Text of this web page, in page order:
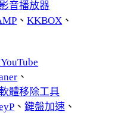
音播放器
、KKBOX 、
、
體移除工具
、鍵盤加速 、